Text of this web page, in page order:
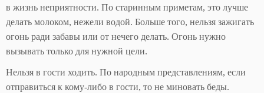
в жизнь неприятности. По старинным приметам, это лучше
делать молоком, нежели водой. Больше того, нельзя зажигать
огонь ради забавы или от нечего делать. Огонь нужно
вызывать только для нужной цели.
Нельзя в гости ходить. По народным представлениям, если
отправиться к кому-либо в гости, то не миновать беды.